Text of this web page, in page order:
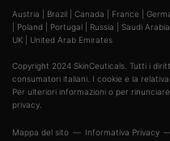
Austria Brazil Canada France
Poland Portugal Russia Saudi Arabia
UK
United Arab Emirates
Copyright 2024 SkinCeuticals. Tutti i
consumatori italiani. I cookie e la
Per ulteriori informazioni o per
privacy
Mappa del sito Informativa Privacy